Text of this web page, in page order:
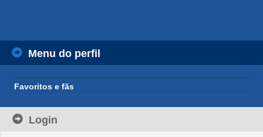
Menu do perfil
Favoritos e fãs
Login